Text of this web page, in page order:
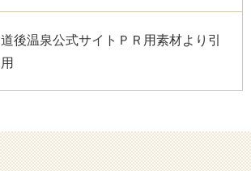
道後温泉公式サイトＰＲ用素材より引
用